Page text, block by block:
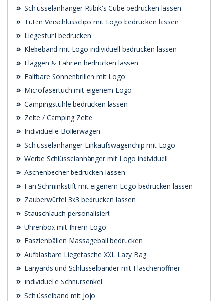
Schlüsselanhänger Rubik's Cube bedrucken lassen
Tüten Verschlussclips mit Logo bedrucken lassen
Liegestuhl bedrucken
Klebeband mit Logo individuell bedrucken lassen
Flaggen & Fahnen bedrucken lassen
Faltbare Sonnenbrillen mit Logo
Microfasertuch mit eigenem Logo
Campingstühle bedrucken lassen
Zelte / Camping Zelte
Individuelle Bollerwagen
Schlüsselanhänger Einkaufswagenchip mit Logo
Werbe Schlüsselanhänger mit Logo individuell
Aschenbecher bedrucken lassen
Fan Schminkstift mit eigenem Logo bedrucken lassen
Zauberwürfel 3x3 bedrucken lassen
Stauschlauch personalisiert
Uhrenbox mit Ihrem Logo
Faszienbällen Massageball bedrucken
Aufblasbare Liegetasche XXL Lazy Bag
Lanyards und Schlüsselbänder mit Flaschenöffner
Individuelle Schnürsenkel
Schlüsselband mit Jojo